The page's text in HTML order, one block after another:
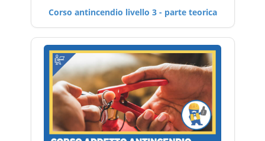
Corso antincendio livello 3 - parte teorica